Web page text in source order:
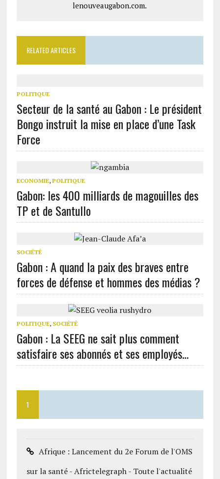
lenouveaugabon.com.
RELATED ARTICLES
POLITIQUE
Secteur de la santé au Gabon : Le président
Bongo instruit la mise en place d’une Task
Force
ECONOMIE, POLITIQUE
Gabon: les 400 milliards de magouilles des
TP et de Santullo
SOCIÉTÉ
Gabon : A quand la paix des braves entre
forces de défense et hommes des médias ?
POLITIQUE, SOCIÉTÉ
Gabon : La SEEG ne sait plus comment
satisfaire ses abonnés et ses employés…
1
Afrique : Lancement du 2e Forum de l'OMS
sur la santé - Africtelegraph - Toute l'actualité